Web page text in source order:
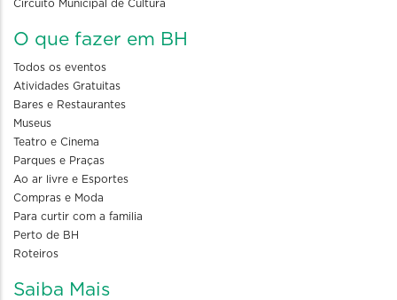
Circuito Municipal de Cultura
O que fazer em BH
Todos os eventos
Atividades Gratuitas
Bares e Restaurantes
Museus
Teatro e Cinema
Parques e Praças
Ao ar livre e Esportes
Compras e Moda
Para curtir com a familia
Perto de BH
Roteiros
Saiba Mais